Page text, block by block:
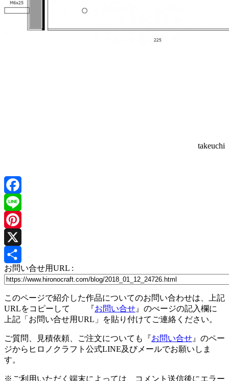
takeuchi
Facebook
Line
Pinterest
X
共
お問い合せ用URL :
このページで紹介した作品についてのお問い合わせは、上記
URLをコピーして 『お問い合せ 』のぺージの記入欄に
上記「お問い合せ用URL」を貼り付けてご連絡ください。
ご質問、見積依頼、ご注文についても『お問い合せ 』のペー
ジからヒロノクラフト公式LINE及びメールでお願いしま
す。
※ご利用いただく端末によっては、コメント送信後にエラー